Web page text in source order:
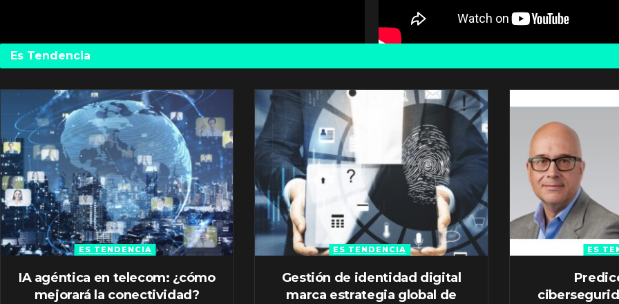
Es Tendencia
ES TENDENCIA
IA agéntica en telecom: ¿cómo
mejorará la conectividad?
ES TENDENCIA
Gestión de identidad digital
marca estrategia global de
ES